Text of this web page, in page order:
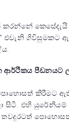
එවැනි ගිවිසුමකට
ආර්ථිකය පීඩනයට
කිරීමට
සිටී. එහි යුරේනියම්
තවදුරටත්